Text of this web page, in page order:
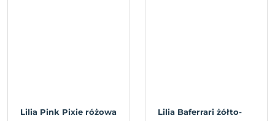
Lilia Pink Pixie różowa
Lilia Baferrari żółto-